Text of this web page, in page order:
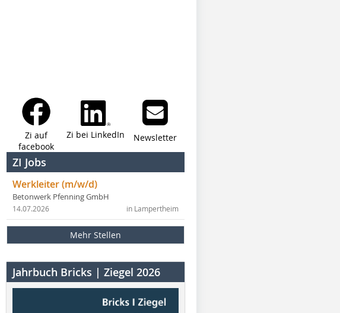
Zi auf
facebook
Zi bei LinkedIn Newsletter
ZI Jobs
Werkleiter (m/w/d)
Betonwerk Pfenning GmbH
in Lampertheim
14.07.2026
Mehr Stellen
Jahrbuch Bricks | Ziegel 2026